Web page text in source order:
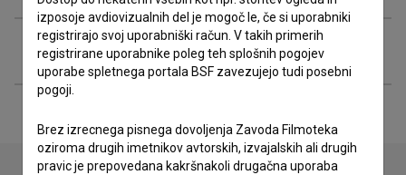
Razširjeni podatki
izposoje avdiovizualnih del je mogoč le, če si uporabniki
registrirajo svoj uporabniški račun. V takih primerih
registrirane uporabnike poleg teh splošnih pogojev
uporabe spletnega portala BSF zavezujejo tudi posebni
pogoji.
Brez izrecnega pisnega dovoljenja Zavoda Filmoteka
oziroma drugih imetnikov avtorskih, izvajalskih ali drugih
pravic je prepovedana kakršnakoli drugačna uporaba